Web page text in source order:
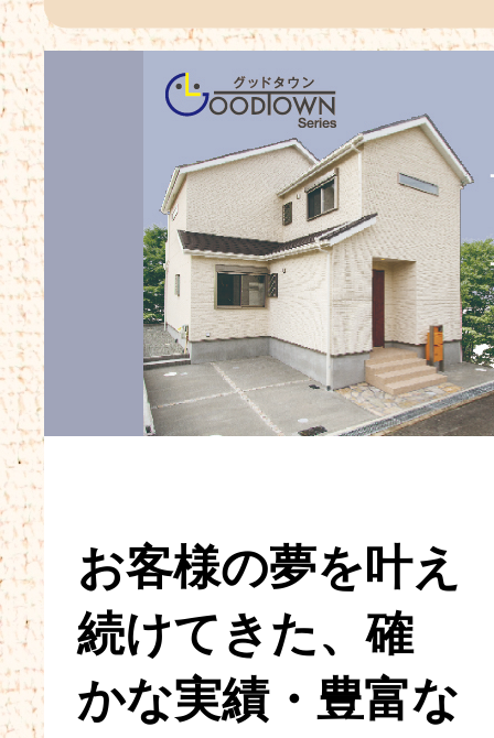
ブログをUPしておりますので、ぜひご
覧くださいませ！
お客様の夢を叶え
続けてきた、確
かな実績・豊富な